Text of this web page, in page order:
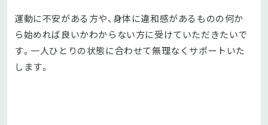
運動に不安がある方や、身体に違和感があるものの何か
ら始めれば良いかわからない方に受けていただきたいで
す。一人ひとりの状態に合わせて無理なくサポートいた
します。